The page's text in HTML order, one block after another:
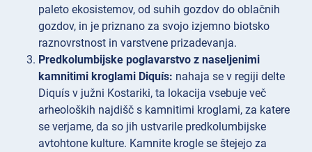
paleto ekosistemov, od suhih gozdov do oblačnih
gozdov, in je priznano za svojo izjemno biotsko
raznovrstnost in varstvene prizadevanja.
Predkolumbijske poglavarstvo z naseljenimi
kamnitimi kroglami Diquís: nahaja se v regiji delte
Diquís v južni Kostariki, ta lokacija vsebuje več
arheoloških najdišč s kamnitimi kroglami, za katere
se verjame, da so jih ustvarile predkolumbijske
avtohtone kulture. Kamnite krogle se štejejo za